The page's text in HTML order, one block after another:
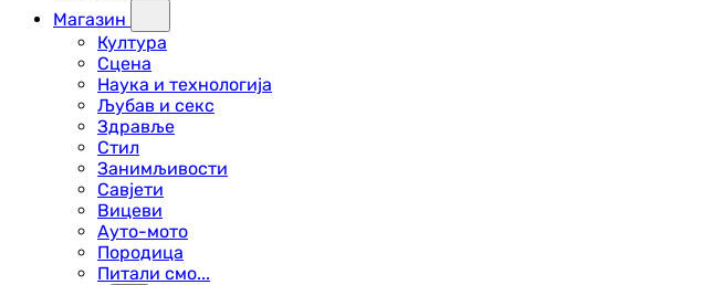
Магазин
Култура
Сцена
Наука и технологија
Љубав и секс
Здравље
Стил
Занимљивости
Савјети
Вицеви
Ауто-мото
Породица
Питали смо...